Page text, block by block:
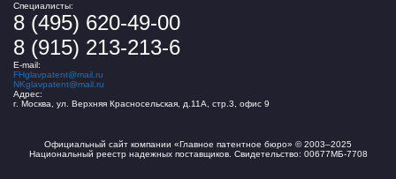
Специалисты:
8 (495) 620-49-00
8 (915) 213-213-6
E-mail:
FHglavpatent@mail.ru
NKglavpatent@mail.ru
Адрес:
г. Москва, ул. Верхняя Красносельская, д.11А, стр.3, офис 9
Официальный сайт компании «Главное патентное бюро» © 2003–2025
Национальный реестр надежных поставщиков. Свидетельство: 00677МБ-7708